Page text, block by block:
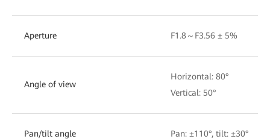
Aperture F1.8～F3.56 ± 5%
Angle of view
Horizontal: 80°
Vertical: 50°
Pan/tilt angle Pan: ±110°, tilt: ±30°